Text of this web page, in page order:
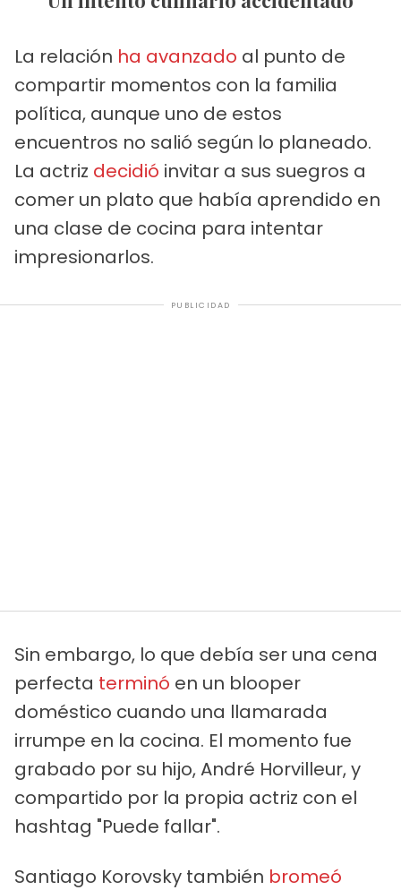
La relación ha avanzado al punto de
compartir momentos con la familia
política, aunque uno de estos
encuentros no salió según lo planeado.
La actriz decidió invitar a sus suegros a
comer un plato que había aprendido en
una clase de cocina para intentar
impresionarlos.
PUBLICIDAD
Sin embargo, lo que debía ser una cena
perfecta terminó en un blooper
doméstico cuando una llamarada
irrumpe en la cocina. El momento fue
grabado por su hijo, André Horvilleur, y
compartido por la propia actriz con el
hashtag "Puede fallar".
Santiago Korovsky también bromeó